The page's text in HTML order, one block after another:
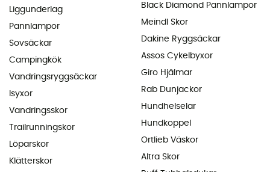
Liggunderlag
Pannlampor
Sovsäckar
Campingkök
Vandringsryggsäckar
Isyxor
Vandringsskor
Trailrunningskor
Löparskor
Klätterskor
Black Diamond Pannlampor
Meindl Skor
Dakine Ryggsäckar
Assos Cykelbyxor
Giro Hjälmar
Rab Dunjackor
Hundhelselar
Hundkoppel
Ortlieb Väskor
Altra Skor